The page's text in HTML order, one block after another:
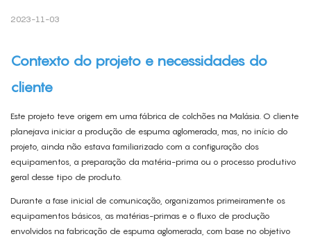
2023-11-03
Contexto do projeto e necessidades do
cliente
Este projeto teve origem em uma fábrica de colchões na Malásia. O cliente
planejava iniciar a produção de espuma aglomerada, mas, no início do
projeto, ainda não estava familiarizado com a configuração dos
equipamentos, a preparação da matéria-prima ou o processo produtivo
geral desse tipo de produto.
Durante a fase inicial de comunicação, organizamos primeiramente os
equipamentos básicos, as matérias-primas e o fluxo de produção
envolvidos na fabricação de espuma aglomerada, com base no objetivo